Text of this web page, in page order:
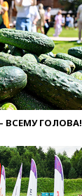
ВСЕМУ ГОЛОВА!